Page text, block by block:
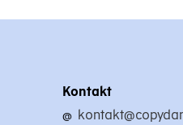
Kontakt
@